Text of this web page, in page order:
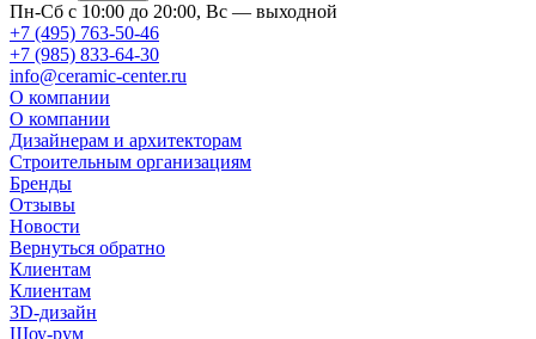
Пн-Сб с 10:00 до 20:00, Вс — выходной
+7 (495) 763-50-46
+7 (985) 833-64-30
info@ceramic-center.ru
О компании
О компании
Дизайнерам и архитекторам
Строительным организациям
Бренды
Отзывы
Новости
Вернуться обратно
Клиентам
Клиентам
3D-дизайн
Шоу-рум